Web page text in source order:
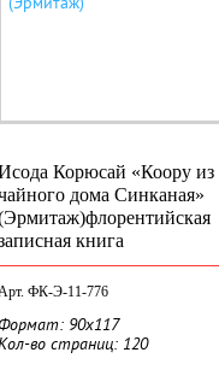
Корюсай «Коору из
дома Синканая»
флорентийская
книга
ФК-Э-11-776
Формат: 90х117
во страниц: 120